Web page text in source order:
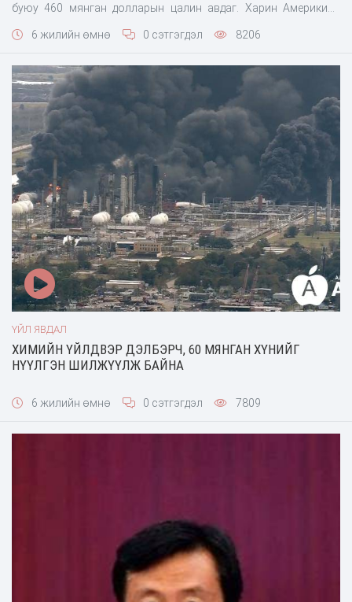
буюу 460 мянган долларын цалин авдаг. Харин Америкийн
дахин бага буюу жилийн 250 мянган долларын цалинтай.
байгууллагийн удирдлагын зөрүүтэй цалингийн талаар
“Роскосмосы”-ын дотоод аудитын газрын дарга Артём
Мельников ийн тайлбарлажээ.
6 жилийн өмнө 0 сэтгэгдэл 8206
ҮЙЛ ЯВДАЛ
ХИМИЙН ҮЙЛДВЭР ДЭЛБЭРЧ, 60 МЯНГАН ХҮНИЙГ
НҮҮЛГЭН ШИЛЖҮҮЛЖ БАЙНА
6 жилийн өмнө 0 сэтгэгдэл 7809